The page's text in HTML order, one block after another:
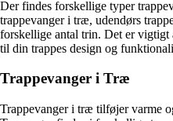
Der findes forskellige typer
trappevanger i træ, udendørs
forskellige antal trin. Det er vigtigt
til din trappes design og
Trappevanger i Træ
Trappevanger i træ tilføjer varme